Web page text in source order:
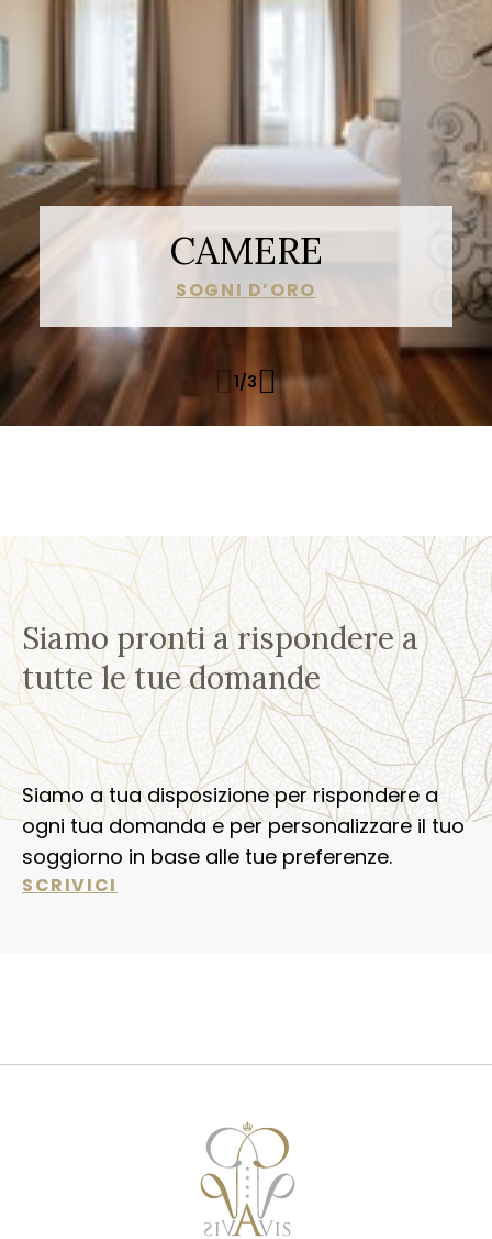
CAMERE
SOGNI D’ORO
1/3
Siamo pronti a rispondere a
tutte le tue domande
Siamo a tua disposizione per rispondere a
ogni tua domanda e per personalizzare il tuo
soggiorno in base alle tue preferenze.
SCRIVICI